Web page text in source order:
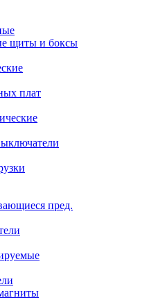
щиты и боксы
плат
пред.